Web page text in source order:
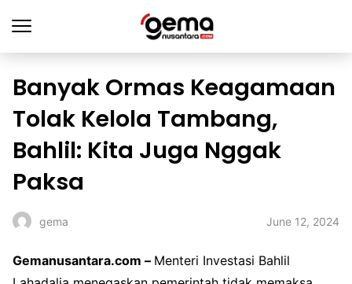
Banyak Ormas Keagamaan
Tolak Kelola Tambang,
Bahlil: Kita Juga Nggak
Paksa
gema June 12, 2024
Gemanusantara.com – Menteri Investasi Bahlil